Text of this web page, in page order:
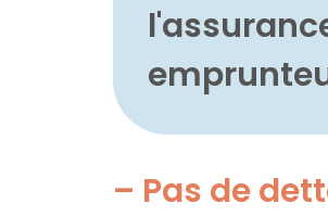
– Pas de